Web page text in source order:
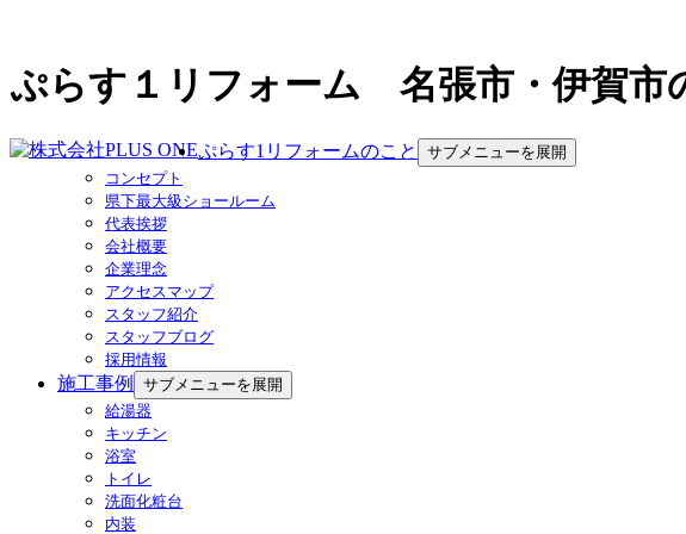
ぷらす１リフォーム 名張市・伊賀市
ぷらす1リフォームのこと
サブメニューを展開
コンセプト
県下最大級ショールーム
代表挨拶
会社概要
企業理念
アクセスマップ
スタッフ紹介
スタッフブログ
採用情報
施工事例
サブメニューを展開
給湯器
キッチン
浴室
トイレ
洗面化粧台
内装